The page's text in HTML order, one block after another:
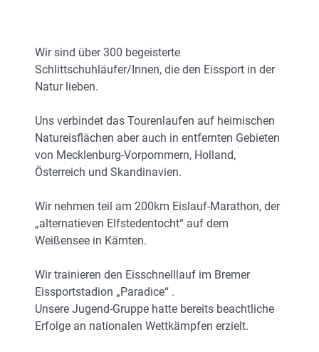
Wir sind über 300 begeisterte
Schlittschuhläufer/Innen, die den Eissport in der
Natur lieben.
Uns verbindet das Tourenlaufen auf heimischen
Natureisflächen aber auch in entfernten Gebieten
von Mecklenburg-Vorpommern, Holland,
Österreich und Skandinavien.
Wir nehmen teil am 200km Eislauf-Marathon, der
„alternatieven Elfstedentocht“ auf dem
Weißensee in Kärnten.
Wir trainieren den Eisschnelllauf im Bremer
Eissportstadion „Paradice“ .
Unsere Jugend-Gruppe hatte bereits beachtliche
Erfolge an nationalen Wettkämpfen erzielt.